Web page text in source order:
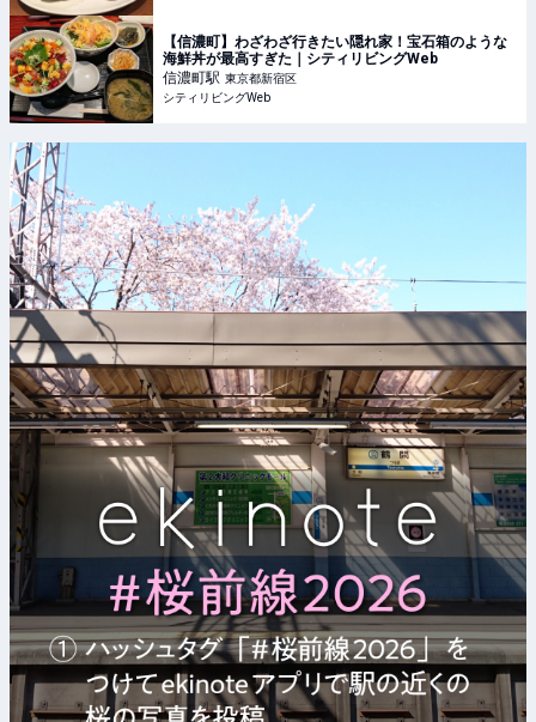
​【信濃町】わざわざ行きたい隠れ家！宝石箱のような
海鮮丼が最高すぎた｜シティリビングWeb
信濃町駅 東京都新宿区
シティリビングWeb